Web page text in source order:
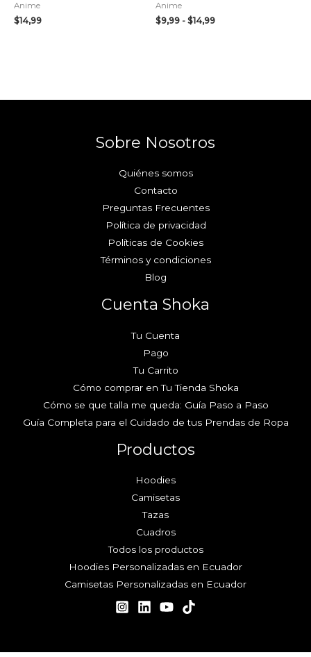
Anime
$14,99
Anime
$9,99 - $14,99
Sobre Nosotros
Quiénes somos
Contacto
Preguntas Frecuentes
Política de privacidad
Políticas de Cookies
Términos y condiciones
Blog
Cuenta Shoka
Tu Cuenta
Pago
Tu Carrito
Cómo comprar en Tu Tienda Shoka
Cómo se que talla me queda: Guía Paso a Paso
Guía Completa para el Cuidado de tus Prendas de Ropa
Productos
Hoodies
Camisetas
Tazas
Cuadros
Todos los productos
Hoodies Personalizadas en Ecuador
Camisetas Personalizadas en Ecuador